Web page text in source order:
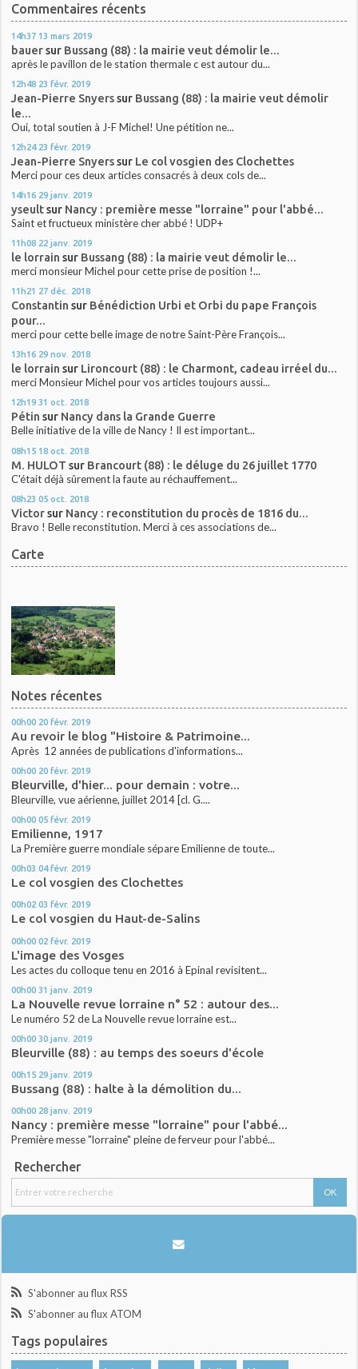
Commentaires récents
14h37 13 mars 2019
bauersur Bussang (88) : la mairie veut démolir le...
après le pavillon de le station thermale c est autour du...
12h48 23 févr. 2019
Jean-Pierre Snyerssur Bussang (88) : la mairie veut démolir
le...
Oui, total soutien à J-F Michel! Une pétition ne...
12h24 23 févr. 2019
Jean-Pierre Snyerssur Le col vosgien des Clochettes
Merci pour ces deux articles consacrés à deux cols de...
14h16 29 janv. 2019
yseultsur Nancy : première messe "lorraine" pour l'abbé...
Saint et fructueux ministère cher abbé ! UDP+
11h08 22 janv. 2019
le lorrain sur Bussang (88) : la mairie veut démolir le...
merci monsieur Michel pour cette prise de position !...
11h21 27 déc. 2018
Constantin sur Bénédiction Urbi et Orbi du pape François
pour...
merci pour cette belle image de notre Saint-Père François...
13h16 29 nov. 2018
le lorrain sur Lironcourt (88) : le Charmont, cadeau irréel du...
merci Monsieur Michel pour vos articles toujours aussi...
12h19 31 oct. 2018
Pétin sur Nancy dans la Grande Guerre
Belle initiative de la ville de Nancy ! Il est important...
08h15 18 oct. 2018
M. HULOT sur Brancourt (88) : le déluge du 26 juillet 1770
C'était déjà sûrement la faute au réchauffement...
08h23 05 oct. 2018
Victorsur Nancy : reconstitution du procès de 1816 du...
Bravo ! Belle reconstitution. Merci à ces associations de...
Carte
Notes récentes
00h00 20 févr. 2019
Au revoir le blog "Histoire & Patrimoine...
Après 12 années de publications d'informations...
00h00 20 févr. 2019
Bleurville, d'hier... pour demain : votre...
Bleurville, vue aérienne, juillet 2014 [cl. G....
00h00 05 févr. 2019
Emilienne, 1917
La Première guerre mondiale sépare Emilienne de toute...
00h03 04 févr. 2019
Le col vosgien des Clochettes
00h02 03 févr. 2019
Le col vosgien du Haut-de-Salins
00h00 02 févr. 2019
L'image des Vosges
Les actes du colloque tenu en 2016 à Epinal revisitent...
00h00 31 janv. 2019
La Nouvelle revue lorraine n° 52 : autour des...
Le numéro 52 de La Nouvelle revue lorraine est...
00h00 30 janv. 2019
Bleurville (88) : au temps des soeurs d'école
00h15 29 janv. 2019
Bussang (88) : halte à la démolition du...
00h00 28 janv. 2019
Nancy : première messe "lorraine" pour l'abbé...
Première messe "lorraine" pleine de ferveur pour l'abbé...
Rechercher
S'abonner au flux RSS
S'abonner au flux ATOM
Tags populaires